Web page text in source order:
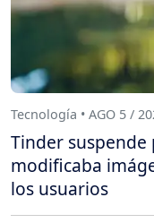
Tecnología • AGO 5 /
Tinder suspende
modificaba
los usuarios